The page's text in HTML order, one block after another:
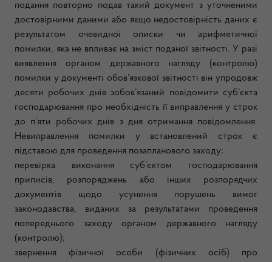
подання повторно подав такий документ з уточненими
достовірними даними або якщо недостовірність даних є
результатом очевидної описки чи арифметичної
помилки, яка не впливає на зміст поданої звітності. У разі
виявлення органом державного нагляду (контролю)
помилки у документі обов’язкової звітності він упродовж
десяти робочих днів зобов’язаний повідомити суб’єкта
господарювання про необхідність її виправлення у строк
до п’яти робочих днів з дня отримання повідомлення.
Невиправлення помилки у встановлений строк є
підставою для проведення позапланового заходу;
перевірка виконання суб’єктом господарювання
приписів, розпоряджень або інших розпорядчих
документів щодо усунення порушень вимог
законодавства, виданих за результатами проведення
попереднього заходу органом державного нагляду
(контролю);
звернення фізичної особи (фізичних осіб) про